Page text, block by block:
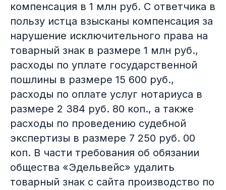
компенсация в 1 млн руб. С ответчика в
пользу истца взысканы компенсация за
нарушение исключительного права на
товарный знак в размере 1 млн руб.,
расходы по уплате государственной
пошлины в размере 15 600 руб.,
расходы по оплате услуг нотариуса в
размере 2 384 руб. 80 коп., а также
расходы по проведению судебной
экспертизы в размере 7 250 руб. 00
коп. В части требования об обязании
общества «Эдельвейс» удалить
товарный знак с сайта производство по